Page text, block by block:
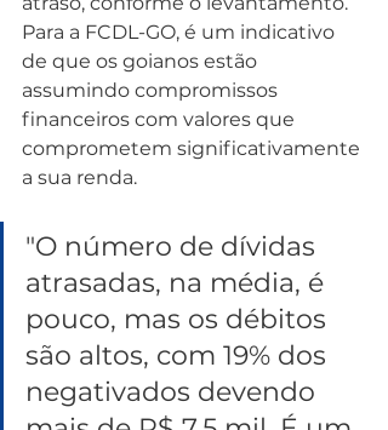
Para a FCDL-GO, é um indicativo
de que os goianos estão
assumindo compromissos
financeiros com valores que
comprometem significativamente
a sua renda.
"O número de dívidas
atrasadas, na média, é
pouco, mas os débitos
são altos, com 19% dos
negativados devendo